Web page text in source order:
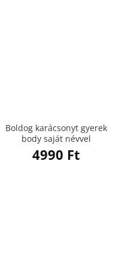
Boldog karácsonyt gyerek
body saját névvel
4990 Ft